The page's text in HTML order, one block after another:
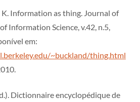
Information as thing. Journal of
Information Science, v.42, n.5,
em:
~buckland/thing.html
Dictionnaire encyclopédique de